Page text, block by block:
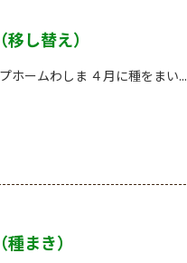
し替え）
ホームわしま ４月に種をまい...
まき）